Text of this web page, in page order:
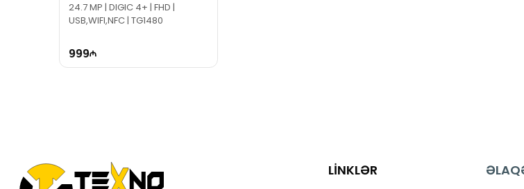
24.7 MP | DIGIC 4+ | FHD |
USB,WIFI,NFC | TG1480
999
LİNKLƏR